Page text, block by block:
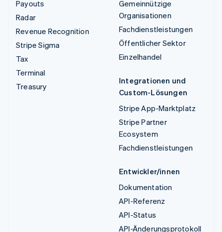
Payouts
Radar
Revenue Recognition
Stripe Sigma
Tax
Terminal
Treasury
Gemeinnützige
Organisationen
Fachdienstleistungen
Öffentlicher Sektor
Einzelhandel
Integrationen und
Custom-Lösungen
Stripe App-Marktplatz
Stripe Partner
Ecosystem
Fachdienstleistungen
Entwickler/innen
Dokumentation
API-Referenz
API-Status
API-Änderungsprotokoll